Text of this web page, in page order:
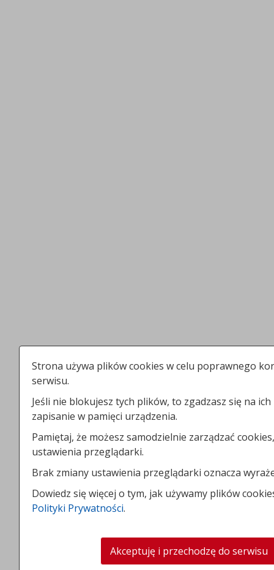
Strona używa plików cookies w celu poprawnego
serwisu.
Jeśli nie blokujesz tych plików, to zgadzasz się na
zapisanie w pamięci urządzenia.
Pamiętaj, że możesz samodzielnie zarządzać
ustawienia przeglądarki.
Brak zmiany ustawienia przeglądarki oznacza
Dowiedz się więcej o tym, jak używamy plików
Polityki Prywatności.
Akceptuję i przechodzę do serwisu